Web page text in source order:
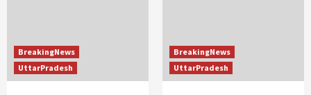
BreakingNews
UttarPradesh
BreakingNews
UttarPradesh